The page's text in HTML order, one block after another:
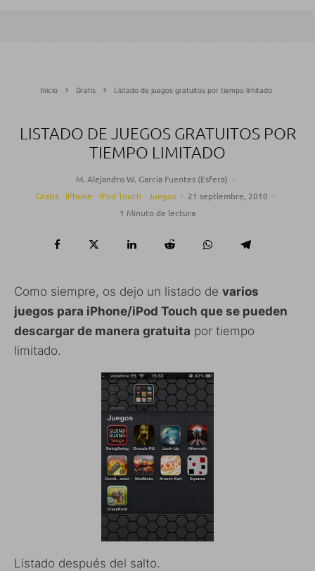
Inicio Gratis Listado de juegos gratuitos por tiempo limitado
LISTADO DE JUEGOS GRATUITOS POR
TIEMPO LIMITADO
M. Alejandro W. García Fuentes (Esfera) ·
Gratis
iPhone iPod Touch Juegos · 21 septiembre, 2010 ·
1 Minuto de lectura
Como siempre, os dejo un listado de varios
juegos para iPhone/iPod Touch que se pueden
descargar de manera gratuita por tiempo
limitado.
Listado después del salto.